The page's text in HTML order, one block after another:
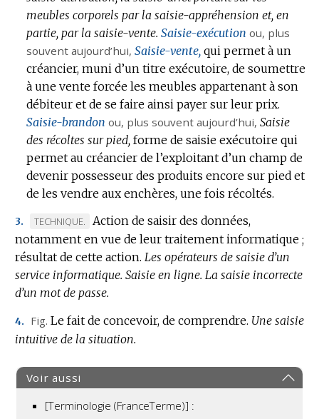
meubles corporels par la saisie-appréhension et, en
partie, par la saisie-vente. Saisie-exécution ou, plus
souvent aujourd’hui, Saisie-vente, qui permet à un
créancier, muni d’un titre exécutoire, de soumettre
à une vente forcée les meubles appartenant à son
débiteur et de se faire ainsi payer sur leur prix.
Saisie-brandon ou, plus souvent aujourd’hui, Saisie
des récoltes sur pied, forme de saisie exécutoire qui
permet au créancier de l’exploitant d’un champ de
devenir possesseur des produits encore sur pied et
de les vendre aux enchères, une fois récoltés.
3.
MARQUE
DE
DOMAINE
:
TECHNIQUE.
Action de saisir des données,
notamment en vue de leur traitement informatique ;
résultat de cette action. Les opérateurs de saisie d’un
service informatique. Saisie en ligne. La saisie incorrecte
d’un mot de passe.
4. Fig. Le fait de concevoir, de comprendre. Une saisie
intuitive de la situation.
Voir aussi
[Terminologie (FranceTerme)] :